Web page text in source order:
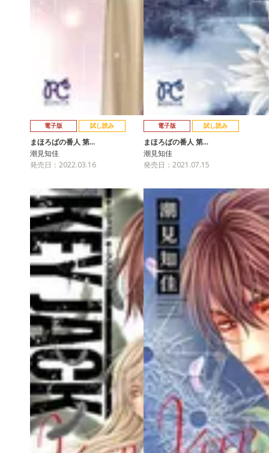
電子版 試し読み
まほろばの番人 第…
潮見知佳
発売日：2022.03.16
電子版 試し読み
まほろばの番人 第…
潮見知佳
発売日：2021.07.15